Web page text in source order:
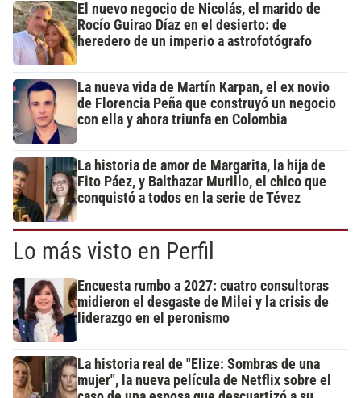
El nuevo negocio de Nicolás, el marido de
Rocío Guirao Díaz en el desierto: de
heredero de un imperio a astrofotógrafo
La nueva vida de Martín Karpan, el ex novio
de Florencia Peña que construyó un negocio
con ella y ahora triunfa en Colombia
La historia de amor de Margarita, la hija de
Fito Páez, y Balthazar Murillo, el chico que
conquistó a todos en la serie de Tévez
Lo más visto en Perfil
Encuesta rumbo a 2027: cuatro consultoras
midieron el desgaste de Milei y la crisis de
liderazgo en el peronismo
La historia real de "Elize: Sombras de una
mujer", la nueva película de Netflix sobre el